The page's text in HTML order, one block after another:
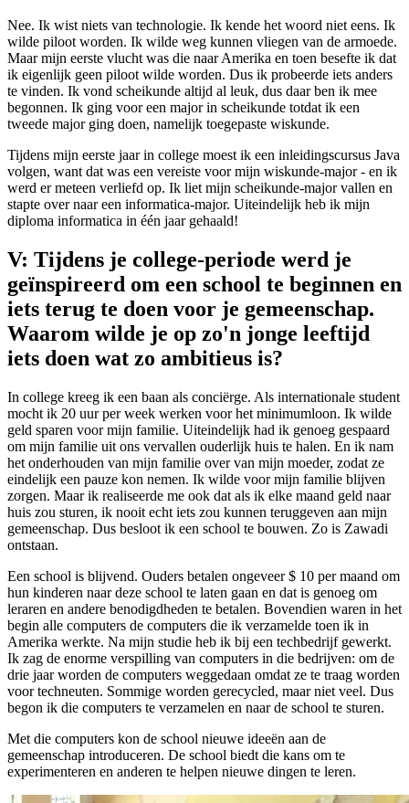
Nee. Ik wist niets van technologie. Ik kende het woord niet eens. Ik
wilde piloot worden. Ik wilde weg kunnen vliegen van de armoede.
Maar mijn eerste vlucht was die naar Amerika en toen besefte ik dat
ik eigenlijk geen piloot wilde worden. Dus ik probeerde iets anders
te vinden. Ik vond scheikunde altijd al leuk, dus daar ben ik mee
begonnen. Ik ging voor een major in scheikunde totdat ik een
tweede major ging doen, namelijk toegepaste wiskunde.
Tijdens mijn eerste jaar in college moest ik een inleidingscursus Java
volgen, want dat was een vereiste voor mijn wiskunde-major - en ik
werd er meteen verliefd op. Ik liet mijn scheikunde-major vallen en
stapte over naar een informatica-major. Uiteindelijk heb ik mijn
diploma informatica in één jaar gehaald!
V: Tijdens je college-periode werd je
geïnspireerd om een school te beginnen en
iets terug te doen voor je gemeenschap.
Waarom wilde je op zo'n jonge leeftijd
iets doen wat zo ambitieus is?
In college kreeg ik een baan als conciërge. Als internationale student
mocht ik 20 uur per week werken voor het minimumloon. Ik wilde
geld sparen voor mijn familie. Uiteindelijk had ik genoeg gespaard
om mijn familie uit ons vervallen ouderlijk huis te halen. En ik nam
het onderhouden van mijn familie over van mijn moeder, zodat ze
eindelijk een pauze kon nemen. Ik wilde voor mijn familie blijven
zorgen. Maar ik realiseerde me ook dat als ik elke maand geld naar
huis zou sturen, ik nooit echt iets zou kunnen teruggeven aan mijn
gemeenschap. Dus besloot ik een school te bouwen. Zo is Zawadi
ontstaan.
Een school is blijvend. Ouders betalen ongeveer $ 10 per maand om
hun kinderen naar deze school te laten gaan en dat is genoeg om
leraren en andere benodigdheden te betalen. Bovendien waren in het
begin alle computers de computers die ik verzamelde toen ik in
Amerika werkte. Na mijn studie heb ik bij een techbedrijf gewerkt.
Ik zag de enorme verspilling van computers in die bedrijven: om de
drie jaar worden de computers weggedaan omdat ze te traag worden
voor techneuten. Sommige worden gerecycled, maar niet veel. Dus
begon ik die computers te verzamelen en naar de school te sturen.
Met die computers kon de school nieuwe ideeën aan de
gemeenschap introduceren. De school biedt die kans om te
experimenteren en anderen te helpen nieuwe dingen te leren.